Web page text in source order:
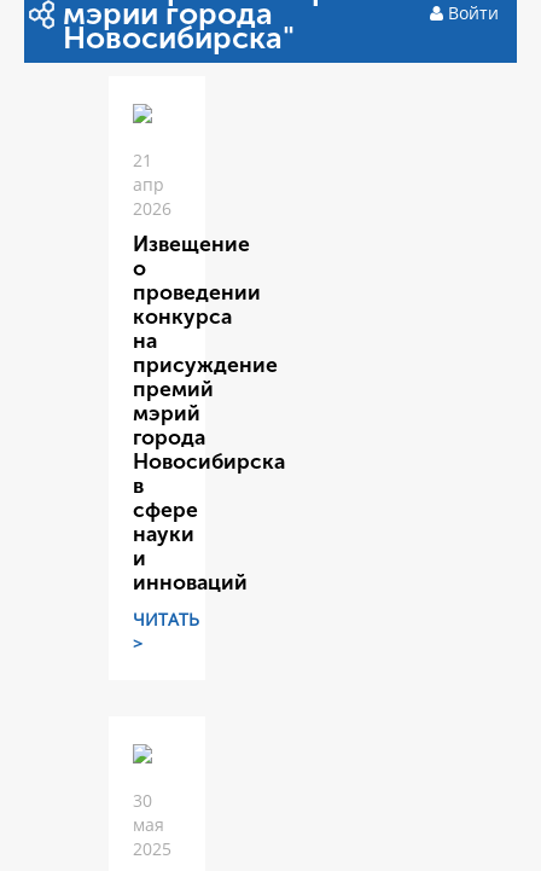
мэрии города
Новосибирска"
Войти
21
апр
2026
Извещение
о
проведении
конкурса
на
присуждение
премий
мэрий
города
Новосибирска
в
сфере
науки
и
инноваций
ЧИТАТЬ
>
30
мая
2025